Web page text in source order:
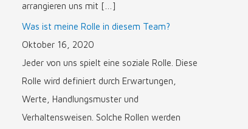
arrangieren uns mit […]
Was ist meine Rolle in diesem Team?
Oktober 16, 2020
Jeder von uns spielt eine soziale Rolle. Diese
Rolle wird definiert durch Erwartungen,
Werte, Handlungsmuster und
Verhaltensweisen. Solche Rollen werden